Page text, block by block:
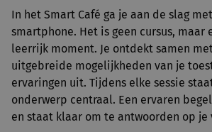
In het Smart Café ga je aan de slag
smartphone. Het is geen cursus, maar
leerrijk moment. Je ontdekt samen
uitgebreide mogelijkheden van je
ervaringen uit. Tijdens elke sessie
onderwerp centraal. Een ervaren
en staat klaar om te antwoorden op je